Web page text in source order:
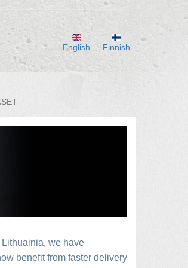
Finnish
English
Lithuainia, we have
benefit from faster delivery